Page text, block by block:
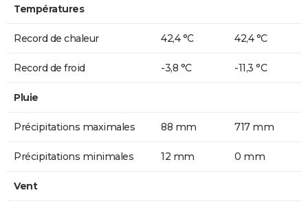
Températures
Record de chaleur 42,4 °C 42,4 °C
Record de froid -3,8 °C -11,3 °C
Pluie
Précipitations maximales 88 mm 717 mm
Précipitations minimales 12 mm 0 mm
Vent